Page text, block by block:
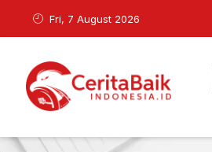
Fri, 7 August 2026